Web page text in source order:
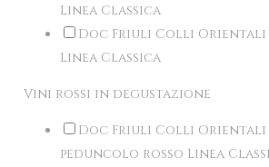
Linea Classica
Doc Friuli Colli
Linea Classica
Vini rossi in degustazione
Doc Friuli Colli Orientali
peduncolo rosso Linea